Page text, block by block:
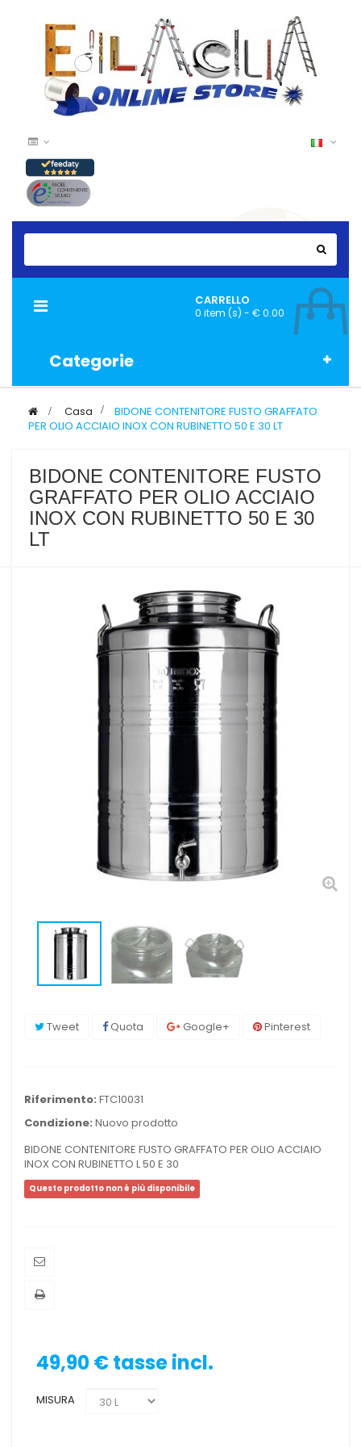
CARRELLO
0 item (s) - € 0.00
Categorie
Navigazione
> Casa >
BIDONE CONTENITORE FUSTO GRAFFATO
PER OLIO ACCIAIO INOX CON RUBINETTO 50 E 30 LT
BIDONE CONTENITORE FUSTO
GRAFFATO PER OLIO ACCIAIO
INOX CON RUBINETTO 50 E 30
LT
Tweet Quota Google+ Pinterest
Riferimento: FTC10031
Condizione: Nuovo prodotto
BIDONE CONTENITORE FUSTO GRAFFATO PER OLIO ACCIAIO
INOX CON RUBINETTO L 50 E 30
Questo prodotto non è più disponibile
49,90 €tasse incl.
MISURA